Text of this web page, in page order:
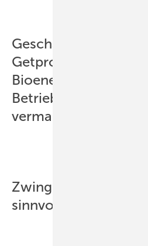
Geschäftsführer der
Getproject. Sie
Bioenergieanlagen,
Betriebsführung und
vermarktung an.
Zwingende
sinnvoll, weil...